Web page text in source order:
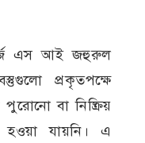
এস আই জহুরুল
প্রকৃতপক্ষে
বা নিষ্ক্রিয়
হওয়া যায়নি। এ